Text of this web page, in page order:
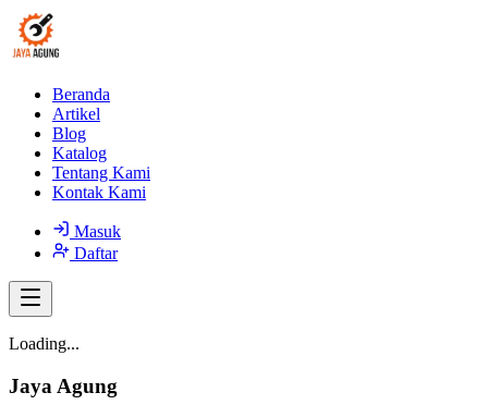
Beranda
Artikel
Blog
Katalog
Tentang Kami
Kontak Kami
Masuk
Daftar
Loading...
Jaya Agung